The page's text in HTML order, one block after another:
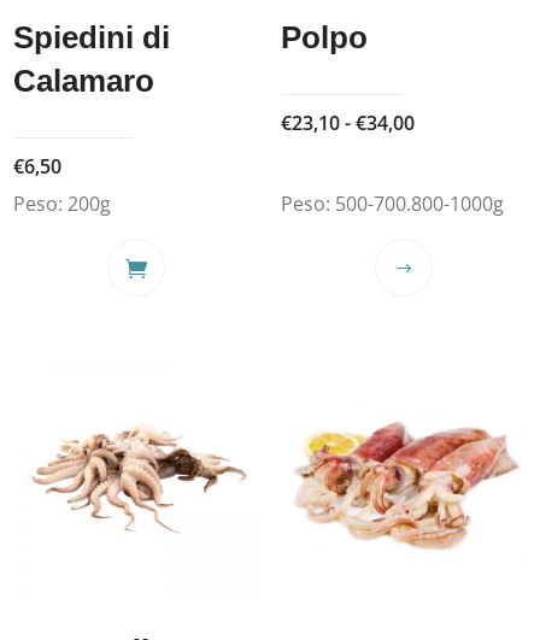
Spiedini di
Calamaro
€6,50
Peso:200g
Polpo
€23,10 - €34,00Fascia
da
Peso: 500-700.800-1000g
opzioni
possono
essere
scelte